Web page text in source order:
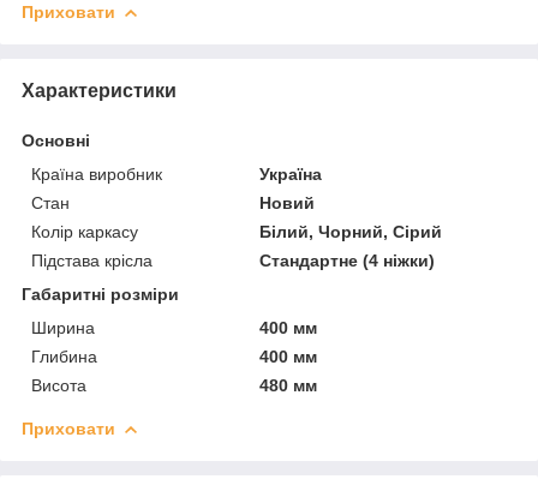
Приховати
Характеристики
Основні
Країна виробник
Україна
Стан
Новий
Колір каркасу
Білий, Чорний, Сірий
Підстава крісла
Стандартне (4 ніжки)
Габаритні розміри
Ширина
400 мм
Глибина
400 мм
Висота
480 мм
Приховати